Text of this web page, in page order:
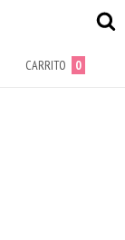
CARRITO 0